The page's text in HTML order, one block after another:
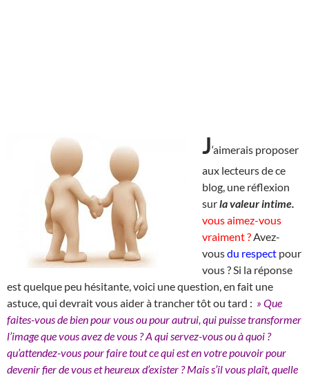
J‘aimerais proposer
aux lecteurs de ce
blog, une réflexion
surla valeur intime.
vous aimez-vous
vraiment ? Avez-
vousdu respect pour
vous ? Si la réponse
est quelque peu hésitante, voici une question, en fait une
astuce, qui devrait vous aider à trancher tôt ou tard : » Que
faites-vous de bien pour vous ou pour autrui, qui puisse transformer
l’image que vous avez de vous ? A qui servez-vous ou à quoi ?
qu’attendez-vous pour faire tout ce qui est en votre pouvoir pour
devenir fier de vous et heureux d’exister ? Mais s’il vous plaît, quelle